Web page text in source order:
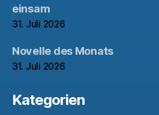
einsam
31. Juli 2026
Novelle des Monats
31. Juli 2026
Kategorien